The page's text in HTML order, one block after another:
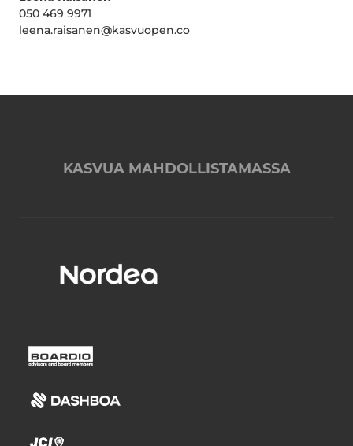
050 469 9971
leena.raisanen@kasvuopen.co
KASVUA MAHDOLLISTAMASSA